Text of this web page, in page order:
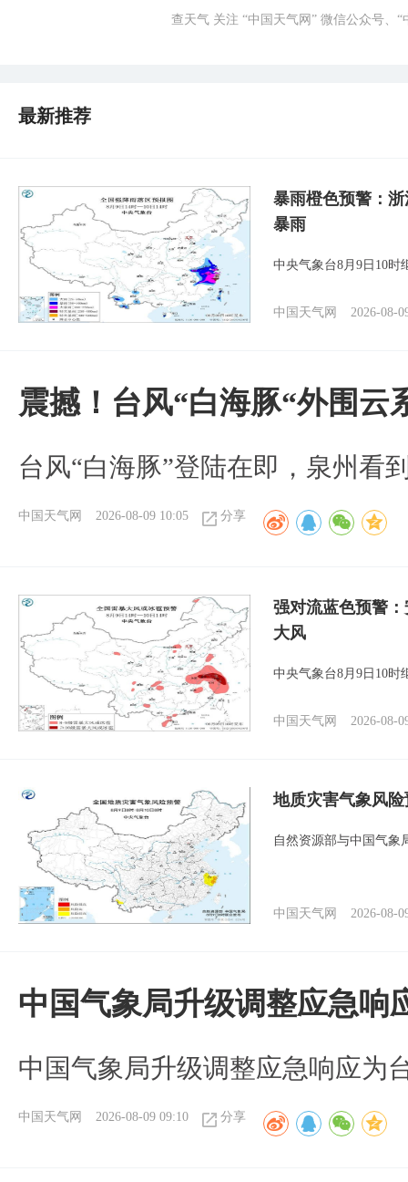
查天气 关注 “中国天气网” 微信公众号、
最新推荐
暴雨橙色预警：
暴雨
中央气象台8月9日10时
中国天气网 2026-08-
震撼！台风“白海豚“外围云
台风“白海豚”登陆在即，泉州看
中国天气网 2026-08-09 10:05 分享
强对流蓝色预警
大风
中央气象台8月9日10时
中国天气网 2026-08-
地质灾害气象风
自然资源部与中国气象
中国天气网 2026-08-
中国气象局升级调整应急响
中国气象局升级调整应急响应为
中国天气网 2026-08-09 09:10 分享